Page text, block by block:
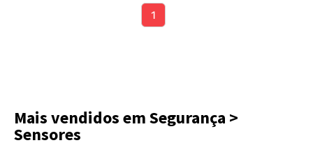
1
Mais vendidos em Segurança >
Sensores